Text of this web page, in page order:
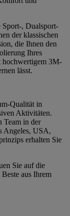
Sport-, Dualsport-
der klassischen
die Ihnen den
Ihres
hochwertigem 3M-
lässt.
Qualität in
Aktivitäten.
Team in der
Angeles, USA,
erhalten Sie
Sie auf die
aus Ihrem